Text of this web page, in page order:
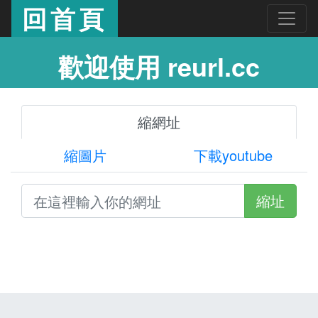
回首頁
歡迎使用 reurl.cc
縮網址
縮圖片
下載youtube
縮址